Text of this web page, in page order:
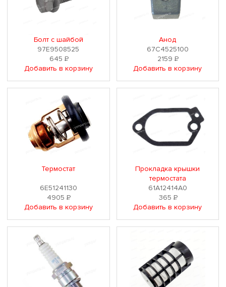
Болт с шайбой
97E9508525
645 Р
Добавить в корзину
Анод
67C4525100
2159Р
Добавить в корзину
Термостат
6E51241130
4905Р
Добавить в корзину
Прокладка крышки
термостата
61A12414A0
365 Р
Добавить в корзину